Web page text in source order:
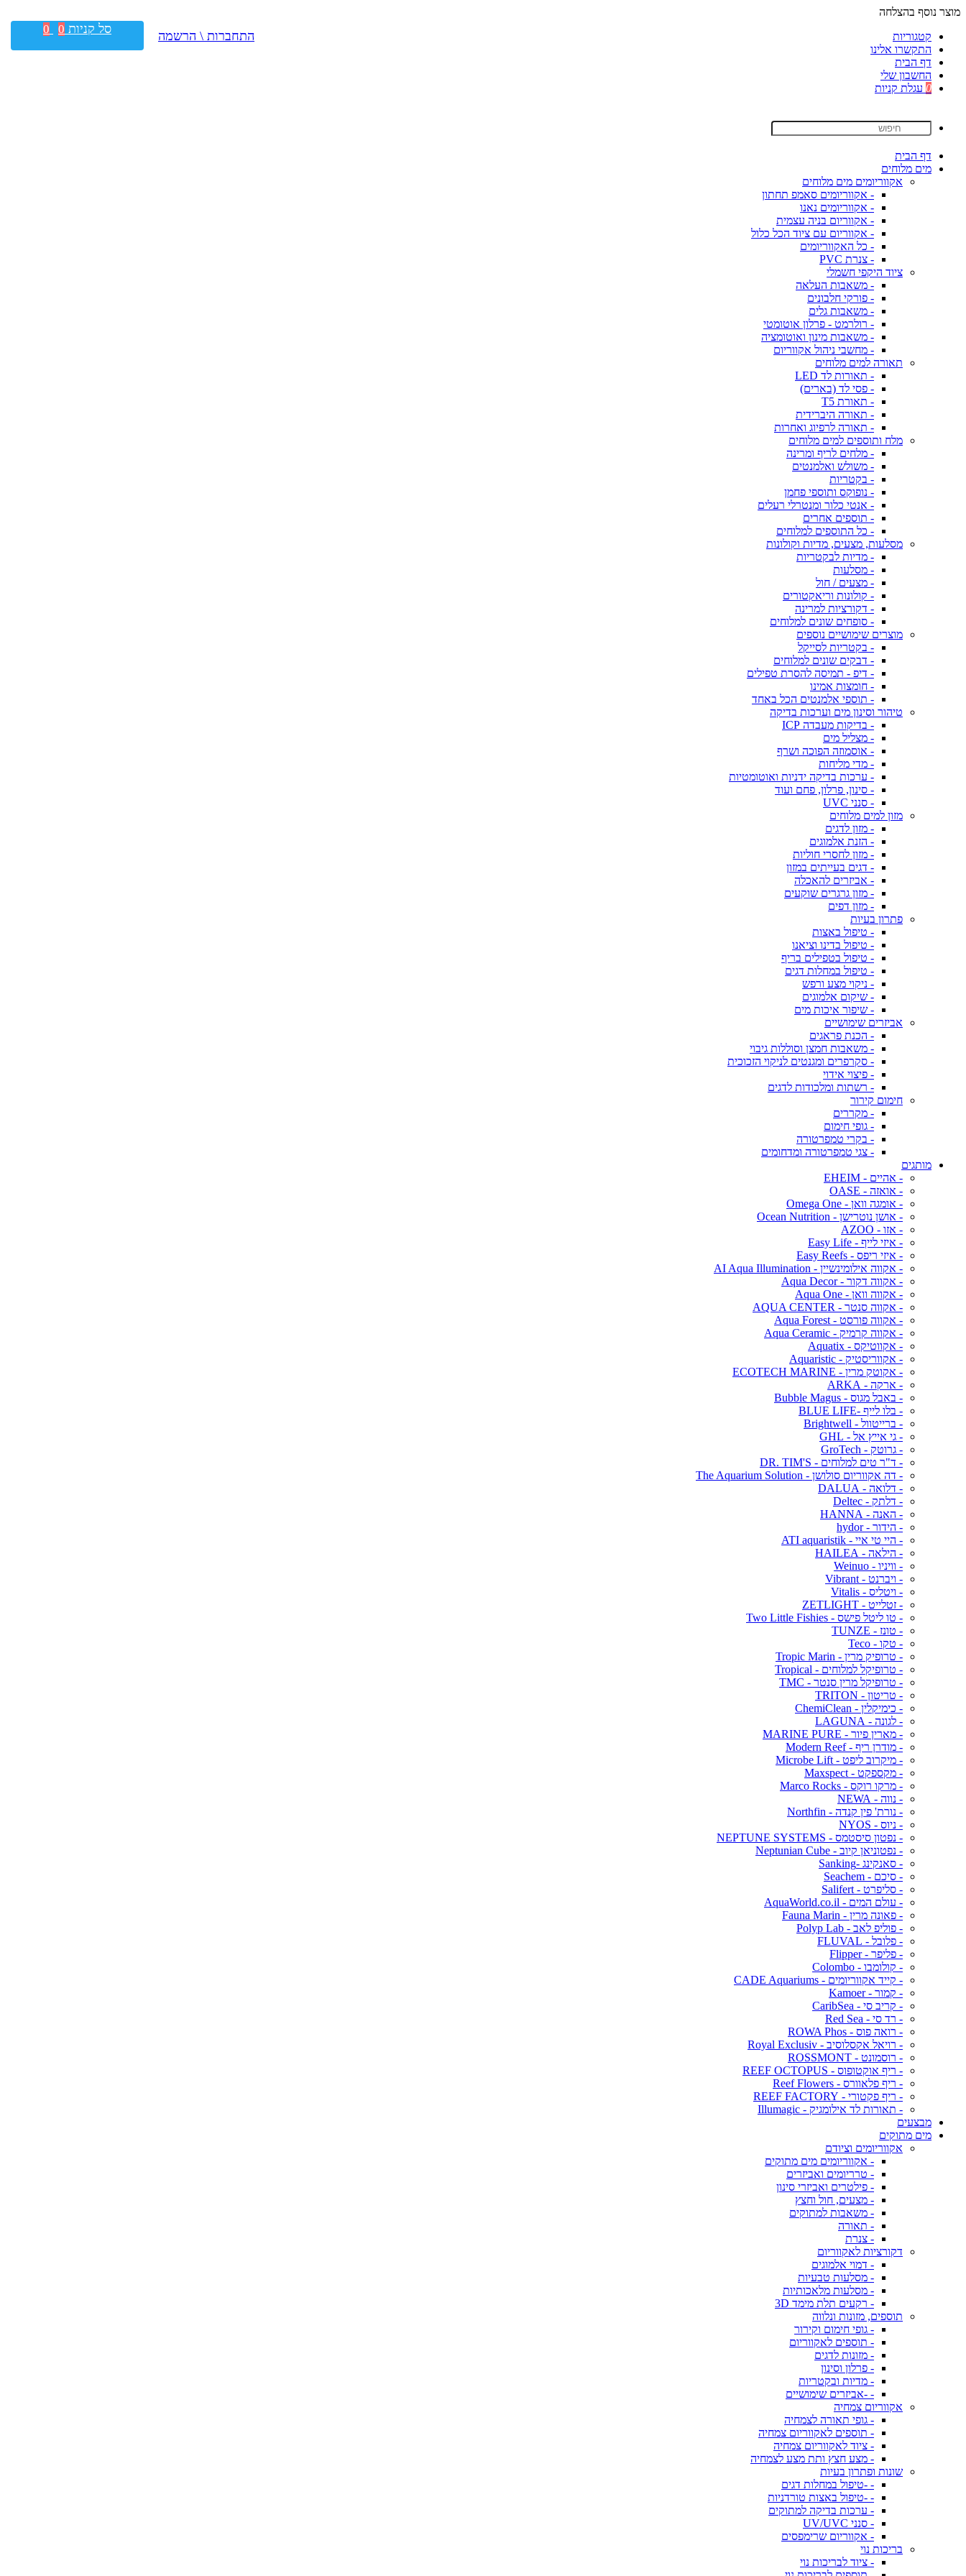
מוצר נוסף בהצלחה
קטגוריות
התקשרו אלינו
דף הבית
החשבון שלי
0 עגלת קניות
דף הבית
מים מלוחים
אקווריומים מים מלוחים
- אקווריומים סאמפ תחתון
- אקווריומים נאנו
- אקווריום בניה עצמית
- אקווריום עם ציוד הכל כלול
- כל האקווריומים
- צנרת PVC
ציוד היקפי חשמלי
- משאבות העלאה
- פורקי חלבונים
- משאבות גלים
- רולרמט - פרלון אוטומטי
- משאבות מינון ואוטומציה
- מחשבי ניהול אקווריום
תאורה למים מלוחים
- תאורות לד LED
- פסי לד (בארים)
- תאורת T5
- תאורה היברידית
- תאורה לרפיוג ואחרות
מלח ותוספים למים מלוחים
- מלחים לריף ומרינה
- משולש ואלמנטים
- בקטריות
- נופוקס ותוספי פחמן
- אנטי כלור ומנטרלי רעלים
- תוספים אחרים
- כל התוספים למלוחים
מסלעות, מצעים, מדיות וקולונות
- מדיות לבקטריות
- מסלעות
- מצעים / חול
- קולונות וריאקטורים
- דקורציות למרינה
- סופחים שונים למלוחים
מוצרים שימושיים נוספים
- בקטריות לסייקל
- דבקים שונים למלוחים
- דיפ - תמיסה להסרת טפילים
- חומצות אמינו
- תוספי אלמנטים הכל באחד
טיהור וסינון מים וערכות בדיקה
- בדיקות מעבדה ICP
- מצליל מים
- אוסמוזה הפוכה ושרף
- מדי מליחות
- ערכות בדיקה ידניות ואוטומטיות
- סינון, פרלון, פחם ועוד
- סנני UVC
מזון למים מלוחים
- מזון לדגים
- הזנת אלמוגים
- מזון לחסרי חוליות
- דגים בעייתים במזון
- אביזרים להאכלה
- מזון גרגרים שוקעים
- מזון דפים
פתרון בעיות
- טיפול באצות
- טיפול בדינו וציאנו
- טיפול בטפילים בריף
- טיפול במחלות דגים
- ניקוי מצע ורפש
- שיקום אלמוגים
- שיפור איכות מים
אביזרים שימושיים
- הכנת פראגים
- משאבות חמצן וסוללות גיבוי
- סקרפרים ומגנטים לניקוי הזכוכית
- פיצוי אידוי
- רשתות ומלכודות לדגים
חימום קירור
- מקררים
- גופי חימום
- בקרי טמפרטורה
- צגי טמפרטורה ומדחומים
מותגים
- אהיים - EHEIM
- אואזה - OASE
- אומגה וואן - Omega One
- אושן נוטרישן - Ocean Nutrition
- אזו - AZOO
- איזי לייף - Easy Life
- איזי ריפס - Easy Reefs
- אקווה אילומינשיין - AI Aqua Illumination
- אקווה דקור - Aqua Decor
- אקווה וואן - Aqua One
- אקווה סנטר - AQUA CENTER
- אקווה פורסט - Aqua Forest
- אקווה קרמיק - Aqua Ceramic
- אקווטיקס - Aquatix
- אקווריסטיק - Aquaristic
- אקוטק מרין - ECOTECH MARINE
- ארקה - ARKA
- באבל מגוס - Bubble Magus
- בלו לייף -BLUE LIFE
- ברייטוול - Brightwell
- גי אייץ אל - GHL
- גרוטק - GroTech
- ד"ר טים למלוחים - DR. TIM'S
- דה אקווריום סולושן - The Aquarium Solution
- דלואה - DALUA
- דלתק - Deltec
- האנה - HANNA
- הידור - hydor
- היי טי איי - ATI aquaristik
- הילאה - HAILEA
- וויניו - Weinuo
- ויברנט - Vibrant
- ויטליס - Vitalis
- זטלייט - ZETLIGHT
- טו ליטל פישס - Two Little Fishies
- טונז - TUNZE
- טקו - Teco
- טרופיק מרין - Tropic Marin
- טרופיקל למלוחים - Tropical
- טרופיקל מרין סנטר - TMC
- טריטון - TRITON
- כימיקלין - ChemiClean
- לגונה - LAGUNA
- מארין פיור - MARINE PURE
- מודרן ריף - Modern Reef
- מיקרוב ליפט - Microbe Lift
- מקספקט - Maxspect
- מרקו רוקס - Marco Rocks
- נווה - NEWA
- נורת' פין קנדה - Northfin
- ניוס - NYOS
- נפטון סיסטמס - NEPTUNE SYSTEMS
- נפטוניאן קיוב - Neptunian Cube
- סאנקינג -Sanking
- סיכם - Seachem
- סליפרט - Salifert
- עולם המים - AquaWorld.co.il
- פאונה מרין - Fauna Marin
- פוליפ לאב - Polyp Lab
- פלובל - FLUVAL
- פליפר - Flipper
- קולומבו - Colombo
- קייד אקווריומים - CADE Aquariums
- קמור - Kamoer
- קריב סי - CaribSea
- רד סי - Red Sea
- רואה פוס - ROWA Phos
- רויאל אקסלוסיב - Royal Exclusiv
- רוסמונט - ROSSMONT
- ריף אוקטופוס - REEF OCTOPUS
- ריף פלאוורס - Reef Flowers
- ריף פקטורי - REEF FACTORY
- תאורות לד אילומגיק - Illumagic
מבצעים
מים מתוקים
אקווריומים וציודם
- אקווריומים מים מתוקים
- טרריומים ואביזרים
- פילטרים ואביזרי סינון
- מצעים, חול וחצץ
- משאבות למתוקים
- תאורה
- צנרת
דקורציות לאקווריום
- דמוי אלמוגים
- מסלעות טבעיות
- מסלעות מלאכותיות
- רקעים תלת מימד 3D
תוספים, מזונות ונלווה
- גופי חימום וקירור
- תוספים לאקווריום
- מזונות לדגים
- פרלון וסינון
- מדיות ובקטריות
- -אביזרים שימושיים
אקווריום צמחיה
- גופי תאורה לצמחיה
- תוספים לאקווריום צמחיה
- ציוד לאקווריום צמחיה
- מצע חצץ ותת מצע לצמחיה
שונות ופתרון בעיות
- -טיפול במחלות דגים
- -טיפול באצות טורדניות
- ערכות בדיקה למתוקים
- סנני UV/UVC
- אקווריום שרימפסים
בריכות נוי
- ציוד לבריכות נוי
התחברות \ הרשמה סל קניות 0
0